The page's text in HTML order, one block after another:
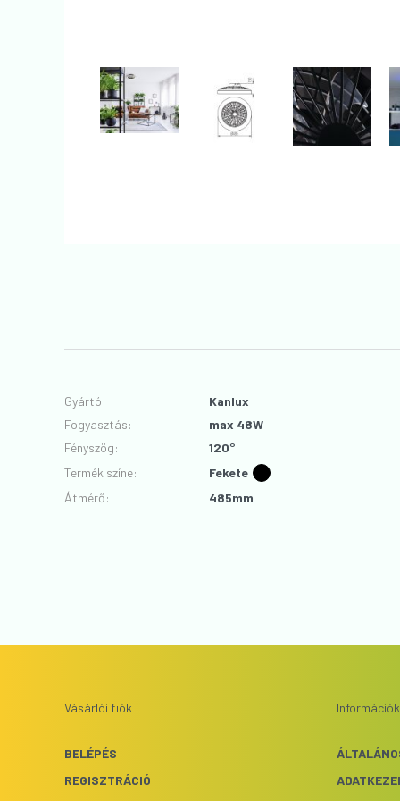
Gyártó:
Kanlux
Fogyasztás:
max 48W
Fényszög:
120°
Termék színe:
Fekete
Átmérő: 485mm
Vásárlói fiók
BELÉPÉS
REGISZTRÁCIÓ
Információk